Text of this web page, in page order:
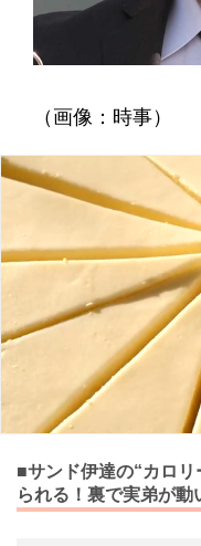
（画像：時事）
■サンド伊達の“カロ
られる！裏で実弟が動